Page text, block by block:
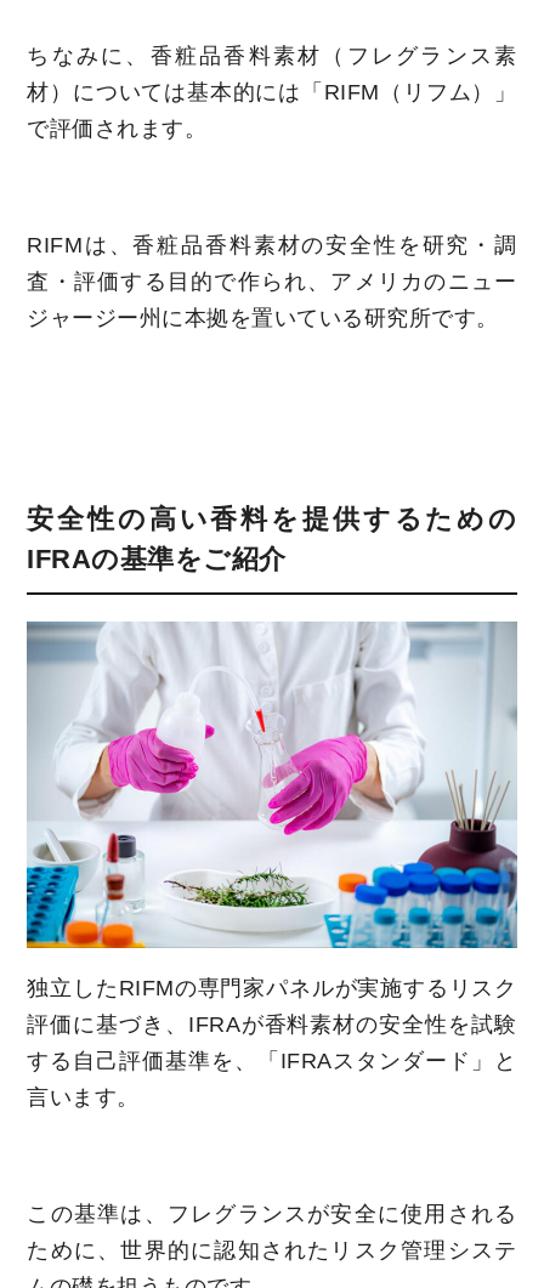
ちなみに、香粧品香料素材（フレグランス素
材）については基本的には「RIFM（リフム）」
で評価されます。
RIFMは、香粧品香料素材の安全性を研究・調
査・評価する目的で作られ、アメリカのニュー
ジャージー州に本拠を置いている研究所です。
安全性の高い香料を提供するための
IFRAの基準をご紹介
独立したRIFMの専門家パネルが実施するリスク
評価に基づき、IFRAが香料素材の安全性を試験
する自己評価基準を、「IFRAスタンダード」と
言います。
この基準は、フレグランスが安全に使用される
ために、世界的に認知されたリスク管理システ